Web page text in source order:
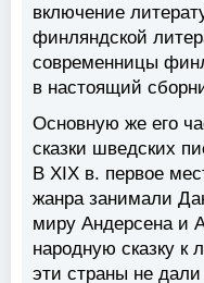
включение
финляндской
современницы
в настоящий
Основную же его
сказки шведских
В XIX в. первое
жанра занимали
миру Андерсена и
народную сказку к
эти страны не